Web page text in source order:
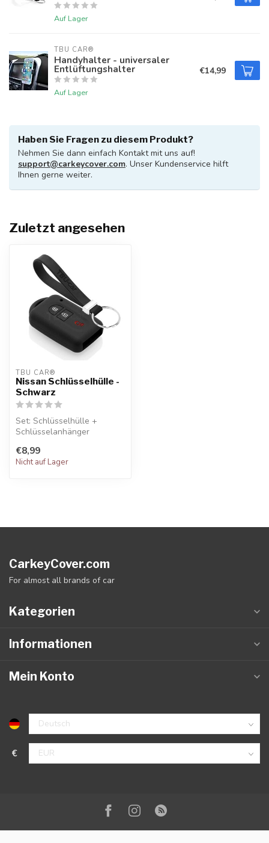
Auf Lager
TBU CAR®
Handyhalter - universaler
Entlüftungshalter
Auf Lager
€14,99
Haben Sie Fragen zu diesem Produkt?
Nehmen Sie dann einfach Kontakt mit uns auf!
support@carkeycover.com. Unser Kundenservice hilft
Ihnen gerne weiter.
Zuletzt angesehen
TBU CAR®
Nissan Schlüsselhülle -
Schwarz
Set: Schlüsselhülle +
Schlüsselanhänger
€8,99
Nicht auf Lager
CarkeyCover.com
For almost all brands of car
Kategorien
Informationen
Mein Konto
€